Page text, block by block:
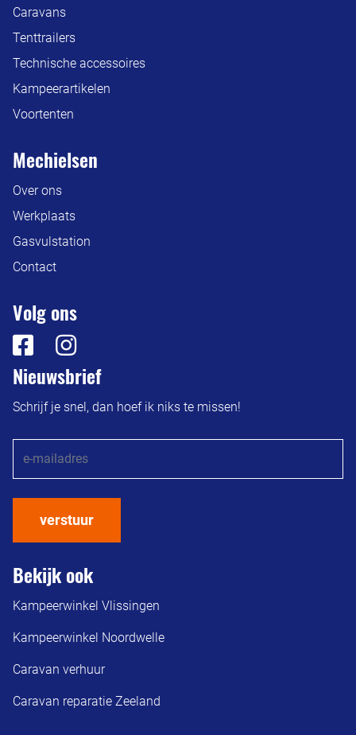
Caravans
Tenttrailers
Technische accessoires
Kampeerartikelen
Voortenten
Mechielsen
Over ons
Werkplaats
Gasvulstation
Contact
Volg ons
Nieuwsbrief
Schrijf je snel, dan hoef ik niks te missen!
verstuur
Bekijk ook
Kampeerwinkel Vlissingen
Kampeerwinkel Noordwelle
Caravan verhuur
Caravan reparatie Zeeland